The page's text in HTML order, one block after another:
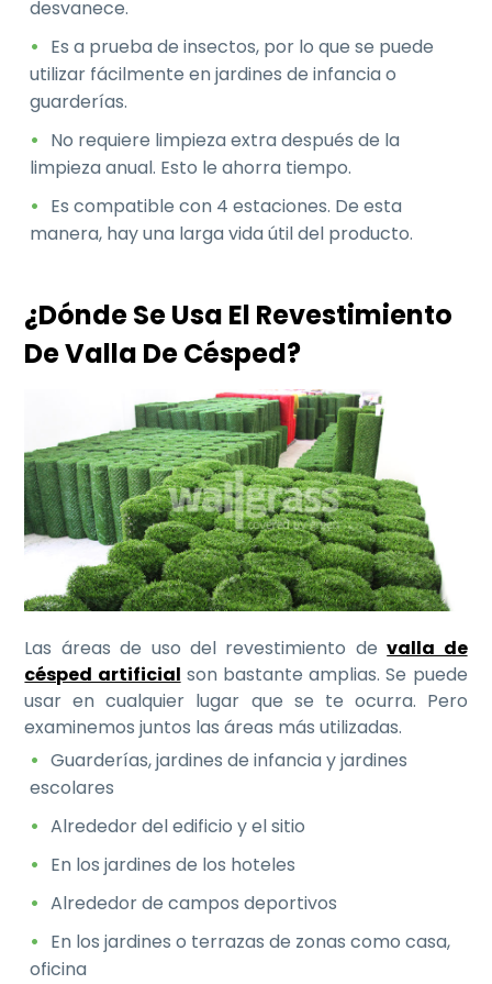
desvanece.
Es a prueba de insectos, por lo que se puede
utilizar fácilmente en jardines de infancia o
guarderías.
No requiere limpieza extra después de la
limpieza anual. Esto le ahorra tiempo.
Es compatible con 4 estaciones. De esta
manera, hay una larga vida útil del producto.
¿Dónde Se Usa El Revestimiento
De Valla De Césped?
Las áreas de uso del revestimiento devalla de
césped artificial son bastante amplias. Se puede
usar en cualquier lugar que se te ocurra. Pero
examinemos juntos las áreas más utilizadas.
Guarderías, jardines de infancia y jardines
escolares
Alrededor del edificio y el sitio
En los jardines de los hoteles
Alrededor de campos deportivos
En los jardines o terrazas de zonas como casa,
oficina